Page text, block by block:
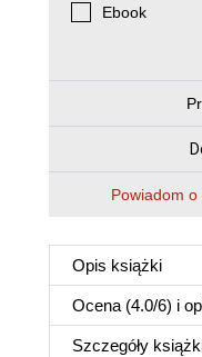
Ebook
Powiadom
Opis książki
Ocena (4.0/6) i
Szczegóły